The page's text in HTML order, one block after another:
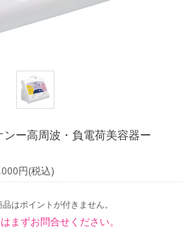
ー高周波・負電荷美容器ー
円(税込)
はポイントが付きません。
まずお問合せください。